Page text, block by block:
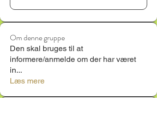
Om denne gruppe
Den skal bruges til at
informere/anmelde om der har været
in...
Læs mere